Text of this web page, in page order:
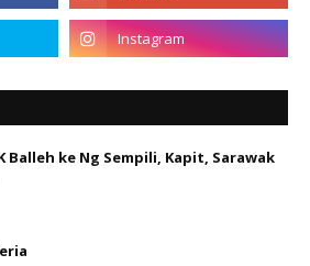
Balleh ke Ng Sempili, Kapit, Sarawak